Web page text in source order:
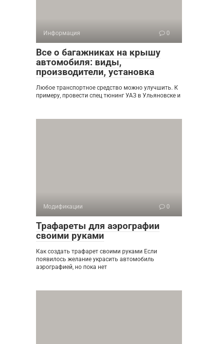
Информация 0
Все о багажниках на крышу
автомобиля: виды,
производители, установка
Любое транспортное средство можно улучшить. К
примеру, провести спец тюнинг УАЗ в Ульяновске и
Модификации 0
Трафареты для аэрографии
своими руками
Как создать трафарет своими руками Если
появилось желание украсить автомобиль
аэрографией, но пока нет